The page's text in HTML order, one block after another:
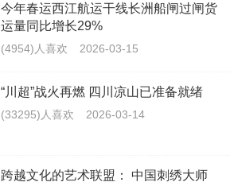
今年春运西江航运干线长洲船闸过闸货
运量同比增长29%
(4954)人喜欢 2026-03-15
“川超”战火再燃 四川凉山已准备就绪
(33295)人喜欢 2026-03-14
跨越文化的艺术联盟： 中国刺绣大师